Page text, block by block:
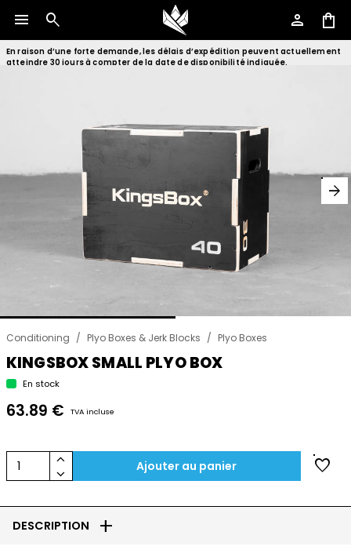
menu search person shopping_bag
En raison d’une forte demande, les délais d’expédition peuvent actuellement
atteindre 30 jours à compter de la date de disponibilité indiquée.
arrow_forward
Conditioning / Plyo Boxes & Jerk Blocks / Plyo Boxes
KINGSBOX SMALL PLYO BOX
En stock
63.89 € TVA incluse
1 keyboard_arrow_up
keyboard_arrow_down Ajouter au panier favorite
DESCRIPTION add